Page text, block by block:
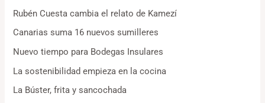
Rubén Cuesta cambia el relato de Kamezí
Canarias suma 16 nuevos sumilleres
Nuevo tiempo para Bodegas Insulares
La sostenibilidad empieza en la cocina
La Búster, frita y sancochada